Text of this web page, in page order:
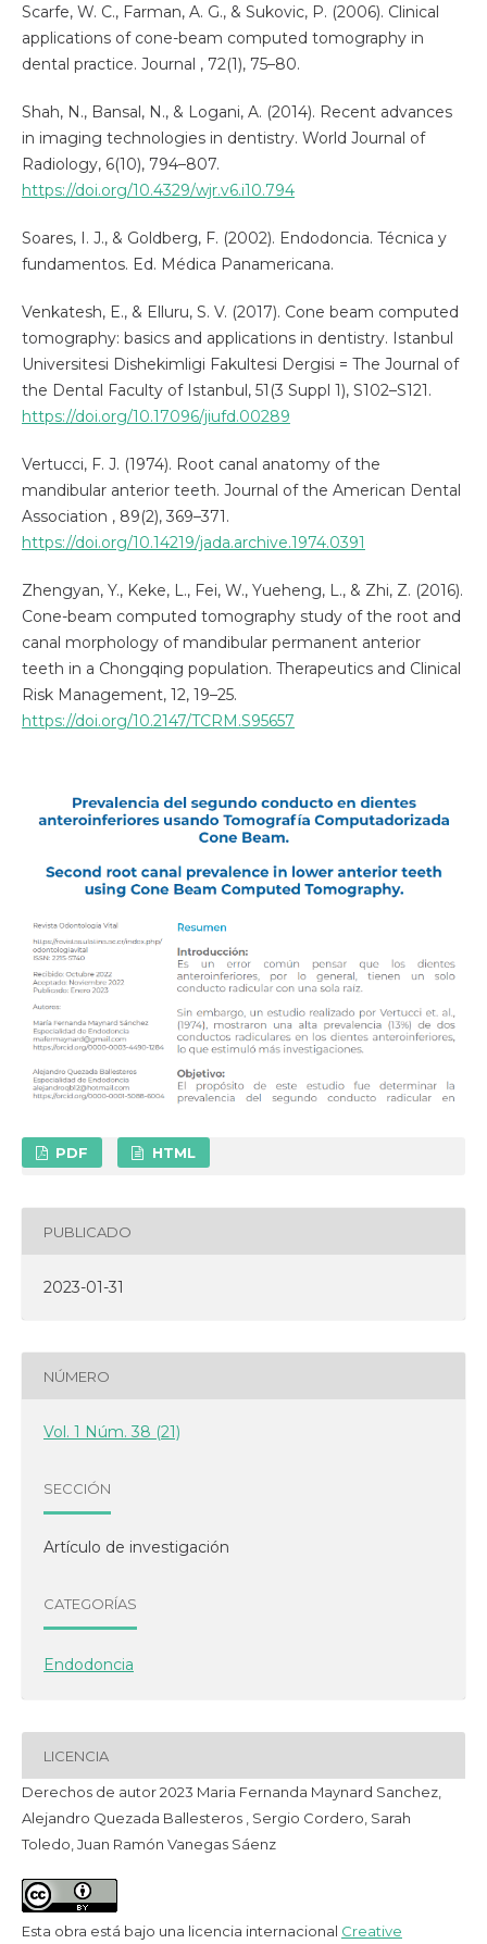
Scarfe, W. C., Farman, A. G., & Sukovic, P. (2006). Clinical
applications of cone-beam computed tomography in
dental practice. Journal , 72(1), 75–80.
Shah, N., Bansal, N., & Logani, A. (2014). Recent advances
in imaging technologies in dentistry. World Journal of
Radiology, 6(10), 794–807.
https://doi.org/10.4329/wjr.v6.i10.794
Soares, I. J., & Goldberg, F. (2002). Endodoncia. Técnica y
fundamentos. Ed. Médica Panamericana.
Venkatesh, E., & Elluru, S. V. (2017). Cone beam computed
tomography: basics and applications in dentistry. Istanbul
Universitesi Dishekimligi Fakultesi Dergisi = The Journal of
the Dental Faculty of Istanbul, 51(3 Suppl 1), S102–S121.
https://doi.org/10.17096/jiufd.00289
Vertucci, F. J. (1974). Root canal anatomy of the
mandibular anterior teeth. Journal of the American Dental
Association , 89(2), 369–371.
https://doi.org/10.14219/jada.archive.1974.0391
Zhengyan, Y., Keke, L., Fei, W., Yueheng, L., & Zhi, Z. (2016).
Cone-beam computed tomography study of the root and
canal morphology of mandibular permanent anterior
teeth in a Chongqing population. Therapeutics and Clinical
Risk Management, 12, 19–25.
https://doi.org/10.2147/TCRM.S95657
PDF HTML
PUBLICADO
2023-01-31
NÚMERO
Vol. 1 Núm. 38 (21)
SECCIÓN
Artículo de investigación
CATEGORÍAS
Endodoncia
LICENCIA
Derechos de autor 2023 Maria Fernanda Maynard Sanchez,
Alejandro Quezada Ballesteros , Sergio Cordero, Sarah
Toledo, Juan Ramón Vanegas Sáenz
Esta obra está bajo una licencia internacional Creative